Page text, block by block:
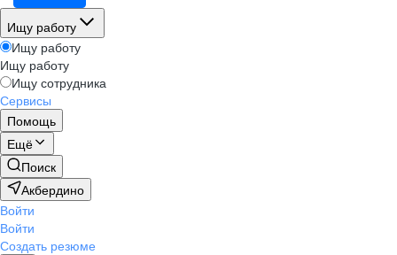
Ищу работу
Ищу работу
Ищу работу
Ищу сотрудника
Сервисы
Помощь
Ещё
Поиск
Акбердино
Войти
Войти
Создать резюме